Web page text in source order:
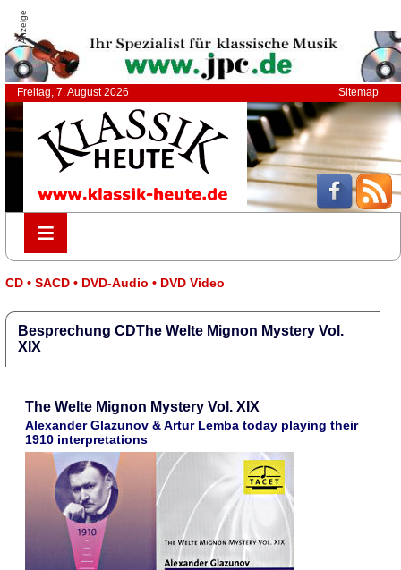
Anzeige
Freitag, 7. August 2026 Sitemap
≡
≡
CD • SACD • DVD-Audio • DVD Video
Besprechung CDThe Welte Mignon Mystery Vol.
XIX
The Welte Mignon Mystery Vol. XIX
Alexander Glazunov & Artur Lemba today playing their
1910 interpretations